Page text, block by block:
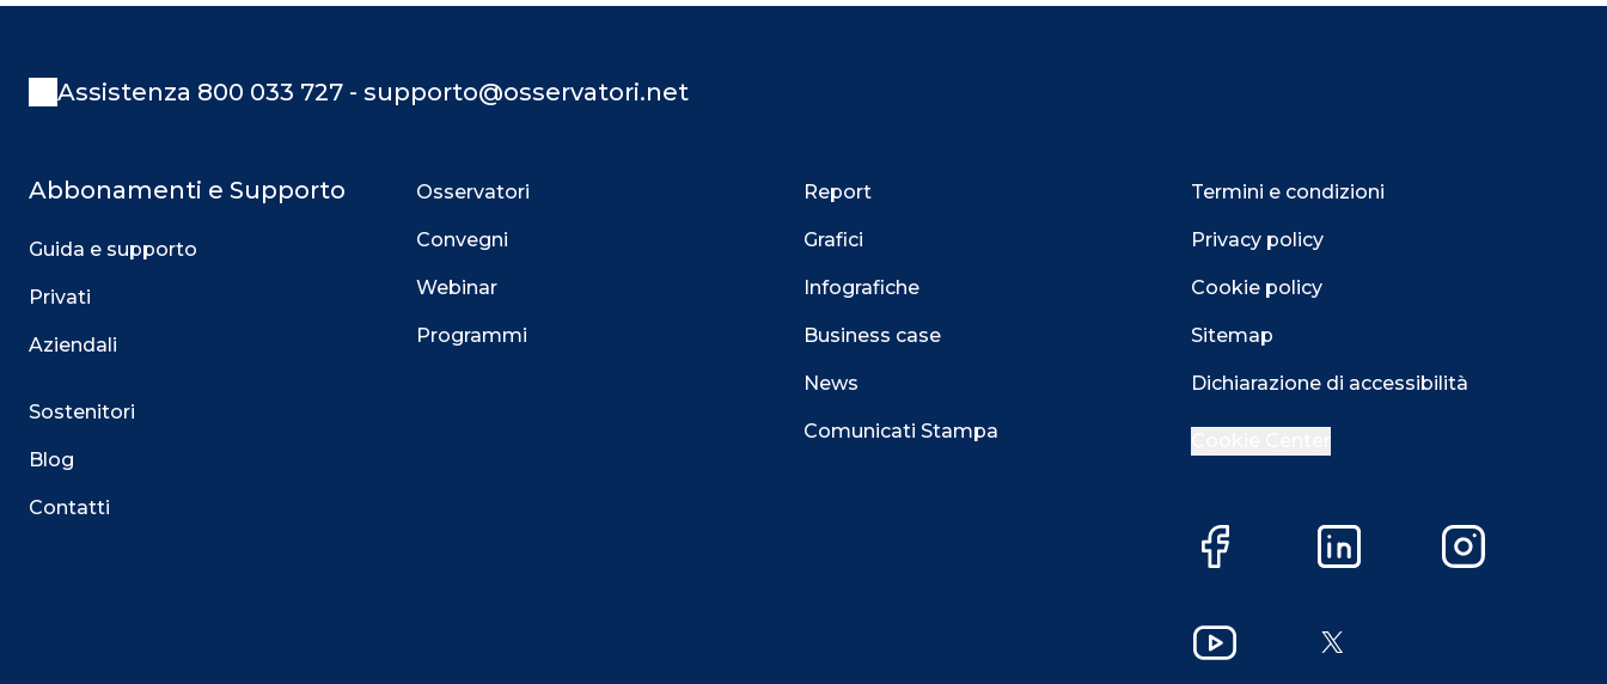
Assistenza 800 033 727 - supporto@osservatori.net
Abbonamenti e Supporto
Guida e supporto
Privati
Aziendali
Sostenitori
Blog
Contatti
Osservatori
Convegni
Webinar
Programmi
Report
Grafici
Infografiche
Business case
News
Comunicati Stampa
Termini e condizioni
Privacy policy
Cookie policy
Sitemap
Dichiarazione di accessibilità
Facebook LinkedIn Instagram
YouTube X